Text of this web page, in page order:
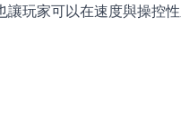
玩家可以在速度與操控